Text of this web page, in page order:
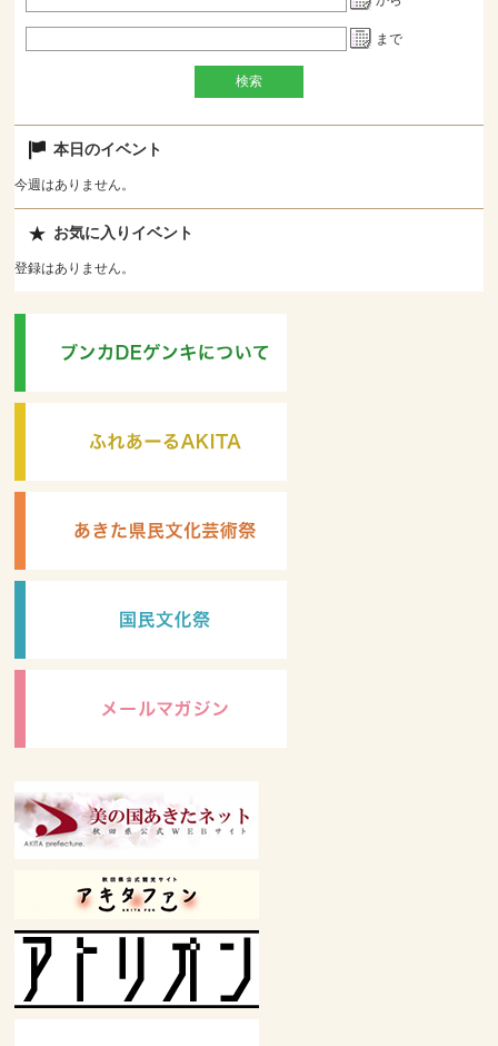
まで
本日のイベント
今週はありません。
お気に入りイベント
登録はありません。